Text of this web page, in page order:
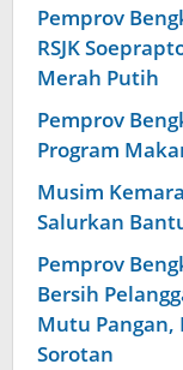
Pemprov
RSJK
Merah Putih
Pemprov
Program
Musim
Salurkan
Pemprov
Bersih
Mutu Pangan,
Sorotan